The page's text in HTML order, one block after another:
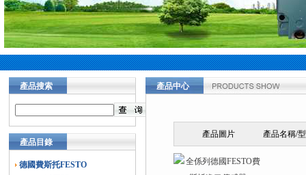
產品搜索
產品目錄
德國費斯托FESTO
產品中心
產品圖片 產品名稱/